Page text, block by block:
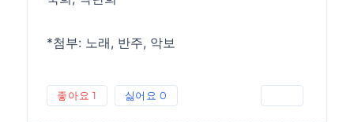
*첨부: 노래, 반주, 악보
좋아요 1 싫어요 0